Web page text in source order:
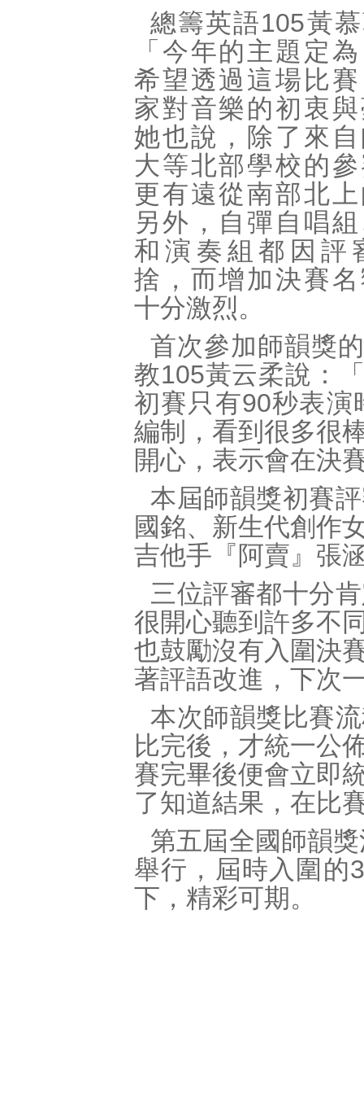
總籌英語105黃
「今年的主題定
希望透過這場比
家對音樂的初衷
她也說，除了來
大等北部學校的
更有遠從南部北
另外，自彈自唱
和演奏組都因評
捨，而增加決賽
十分激烈。
首次參加師韻獎
教105黃云柔說：
初賽只有90秒表演
編制，看到很多很
開心，表示會在決
本屆師韻獎初賽
國銘、新生代創作
吉他手『阿賣』張
三位評審都十分
很開心聽到許多不
也鼓勵沒有入圍決
著評語改進，下次
本次師韻獎比賽
比完後，才統一公
賽完畢後便會立即
了知道結果，在比
第五屆全國師韻
舉行，屆時入圍的
下，精彩可期。